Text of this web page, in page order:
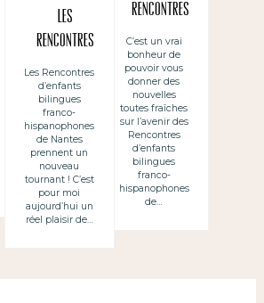
Les
Rencontres
d’enfants
bilingues et le
Centre
culturel
franco-
espagnol de
Nantes
Les Rencontres
d’enfants
bilingues
franco-
hispanophones
de Nantes
prennent un
nouveau
tournant ! C’est
pour moi
aujourd’hui un
réel plaisir de…
Rencontres
enfants
bilingues
français-
espagnol
Nantes
C’est un vrai
bonheur de
pouvoir vous
donner des
nouvelles
toutes fraîches
sur l’avenir des
Rencontres
d’enfants
bilingues
franco-
hispanophones
de…